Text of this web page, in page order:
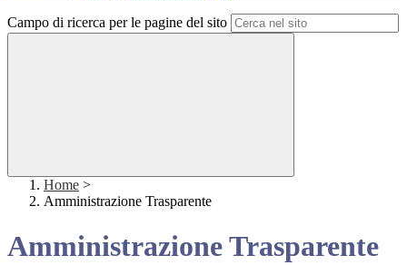
Campo di ricerca per le pagine del sito
Home >
Amministrazione Trasparente
Amministrazione Trasparente